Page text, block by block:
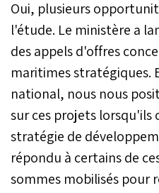
Oui, plusieurs
l'étude. Le ministère a
des appels d'offres
maritimes
national, nous nous
sur ces projets
stratégie de
répondu à certains de
sommes mobilisés pour